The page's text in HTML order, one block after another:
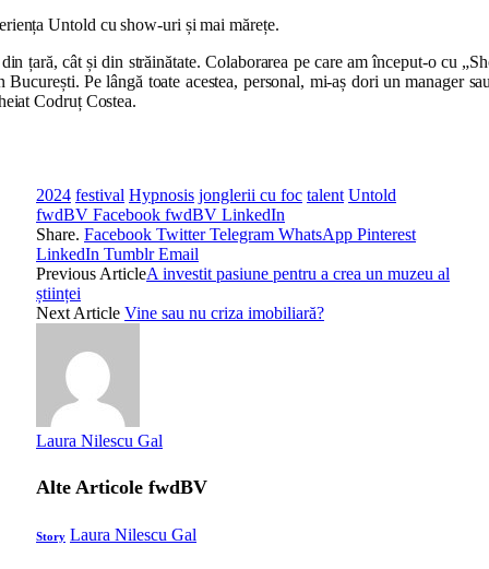
Untold cu show-uri și mai mărețe.
țară, cât și din străinătate. Colaborarea pe care am început-o cu
Pe lângă toate acestea, personal, mi-aș dori un manager
Codruț Costea.
2024 festival Hypnosis jonglerii cu foc talent Untold
fwdBV Facebook fwdBV LinkedIn
Share. Facebook Twitter Telegram WhatsApp Pinterest
LinkedIn Tumblr Email
Previous ArticleA investit pasiune pentru a crea un muzeu al
științei
Next Article Vine sau nu criza imobiliară?
Laura Nilescu Gal
Alte Articole fwdBV
Story Laura Nilescu Gal